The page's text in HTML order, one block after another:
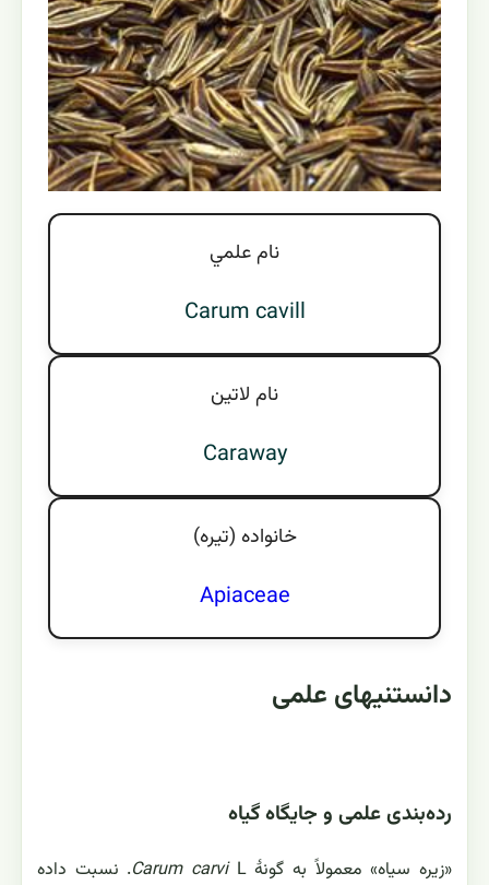
نام علمي
Carum cavill
نام لاتين
Caraway
خانواده (تيره)
Apiaceae
دانستنیهای علمی
رده‌بندی علمی و جایگاه گیاه
«زیره سیاه» معمولاً به گونهٔ Carum carviL. نسبت داده